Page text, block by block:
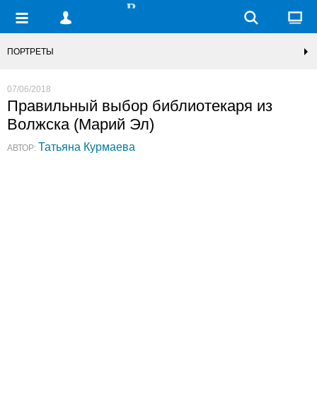
ПОРТРЕТЫ
07/06/2018
Правильный выбор библиотекаря из
Волжска (Марий Эл)
АВТОР: Татьяна Курмаева